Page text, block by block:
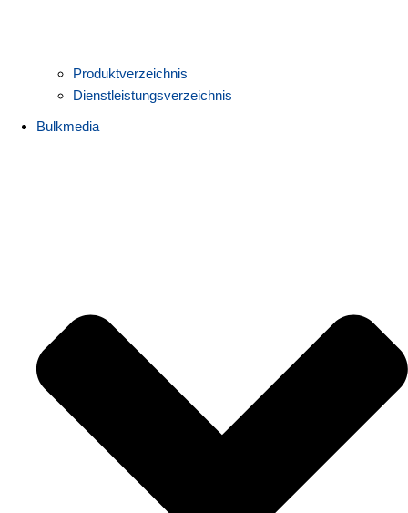
Produktverzeichnis
Dienstleistungsverzeichnis
Bulkmedia